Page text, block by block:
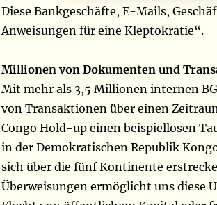
Diese Bankgeschäfte, E-Mails,
Anweisungen für eine Kleptokratie“.
Millionen von Dokumenten und
Mit mehr als 3,5 Millionen internen
von Transaktionen über einen
Congo Hold-up einen beispiellosen
in der Demokratischen Republik
sich über die fünf Kontinente
Überweisungen ermöglicht uns diese